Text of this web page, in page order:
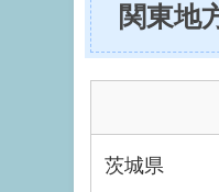
関東地
茨城県